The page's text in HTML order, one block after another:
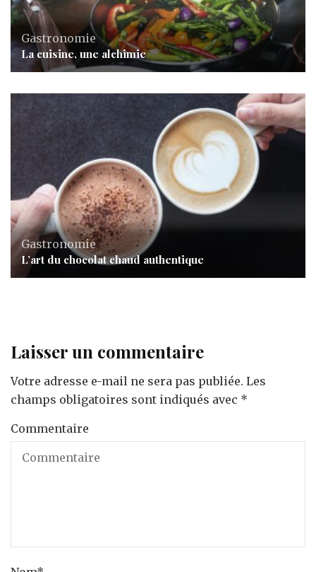
Gastronomie
La cuisine, une alchimie
Gastronomie
L’art du chocolat chaud authentique
Laisser un commentaire
Votre adresse e-mail ne sera pas publiée. Les
champs obligatoires sont indiqués avec *
Commentaire